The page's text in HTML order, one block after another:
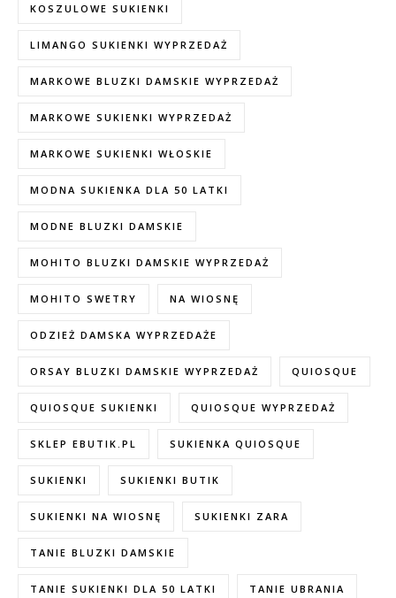
KOSZULOWE SUKIENKI
LIMANGO SUKIENKI WYPRZEDAŻ
MARKOWE BLUZKI DAMSKIE WYPRZEDAŻ
MARKOWE SUKIENKI WYPRZEDAŻ
MARKOWE SUKIENKI WŁOSKIE
MODNA SUKIENKA DLA 50 LATKI
MODNE BLUZKI DAMSKIE
MOHITO BLUZKI DAMSKIE WYPRZEDAŻ
MOHITO SWETRY NA WIOSNĘ
ODZIEŻ DAMSKA WYPRZEDAŻE
ORSAY BLUZKI DAMSKIE WYPRZEDAŻ QUIOSQUE
QUIOSQUE SUKIENKI QUIOSQUE WYPRZEDAŻ
SKLEP EBUTIK.PL SUKIENKA QUIOSQUE
SUKIENKI SUKIENKI BUTIK
SUKIENKI NA WIOSNĘ SUKIENKI ZARA
TANIE BLUZKI DAMSKIE
TANIE SUKIENKI DLA 50 LATKI TANIE UBRANIA